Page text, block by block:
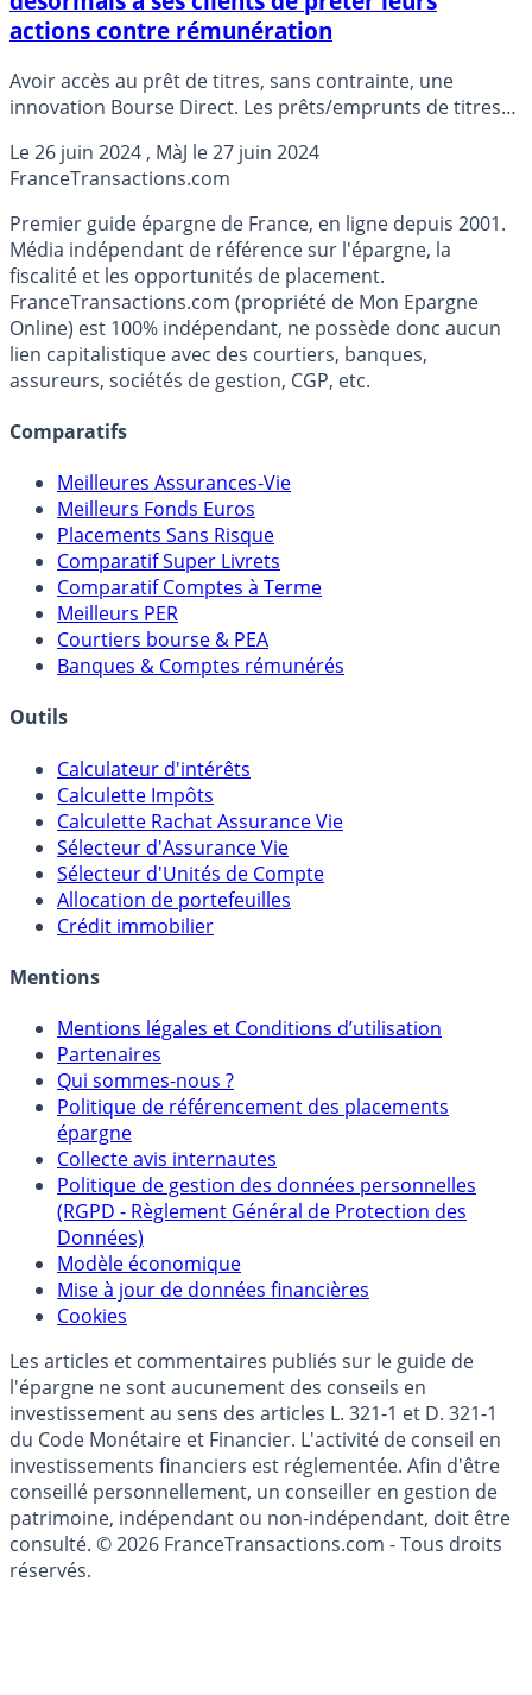
actions contre rémunération
Avoir accès au prêt de titres, sans contrainte, une
innovation Bourse Direct. Les prêts/emprunts de titres
Direct ouvre ce marché aux particuliers.
Le26 juin 2024 , MàJ le27 juin 2024
FranceTransactions.com
Premier guide épargne de France, en ligne depuis 2001.
Média indépendant de référence sur l'épargne, la
fiscalité et les opportunités de placement.
FranceTransactions.com (propriété de Mon Epargne
Online) est 100% indépendant, ne possède donc aucun
lien capitalistique avec des courtiers, banques,
assureurs, sociétés de gestion, CGP, etc.
Comparatifs
Meilleures Assurances-Vie
Meilleurs Fonds Euros
Placements Sans Risque
Comparatif Super Livrets
Comparatif Comptes à Terme
Meilleurs PER
Courtiers bourse & PEA
Banques & Comptes rémunérés
Outils
Calculateur d'intérêts
Calculette Impôts
Calculette Rachat Assurance Vie
Sélecteur d'Assurance Vie
Sélecteur d'Unités de Compte
Allocation de portefeuilles
Crédit immobilier
Mentions
Mentions légales et Conditions d’utilisation
Partenaires
Qui sommes-nous ?
Politique de référencement des placements
épargne
Collecte avis internautes
Politique de gestion des données personnelles
(RGPD - Règlement Général de Protection des
Données)
Modèle économique
Mise à jour de données financières
Cookies
Les articles et commentaires publiés sur le guide de
l'épargne ne sont aucunement des conseils en
investissement au sens des articles L. 321-1 et D. 321-1
du Code Monétaire et Financier. L'activité de conseil en
investissements financiers est réglementée. Afin d'être
conseillé personnellement, un conseiller en gestion de
patrimoine, indépendant ou non-indépendant, doit être
consulté. © 2026 FranceTransactions.com - Tous droits
réservés.